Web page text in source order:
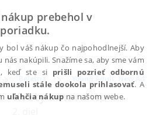
Young Adult, New Adult
- Kvety amarantu
prebehol v
poriadku.
bol váš nákup čo najpohodlnejší. Aby
nás nakúpili. Snažíme sa, aby sme vám
, keď ste si prišli pozrieť odbornú
stále dookola prihlasovať. A
uľahčia nákup na našom webe.